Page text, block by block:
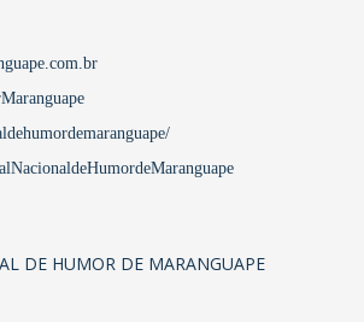
DE HUMOR DE MARANGUAPE